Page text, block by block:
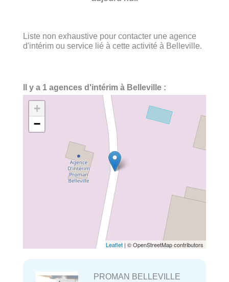
Liste non exhaustive pour contacter une agence
d'intérim ou service lié à cette activité à Belleville.
Il y a 1 agences d'intérim à Belleville :
+
−
Leaflet | © OpenStreetMap contributors
PROMAN BELLEVILLE